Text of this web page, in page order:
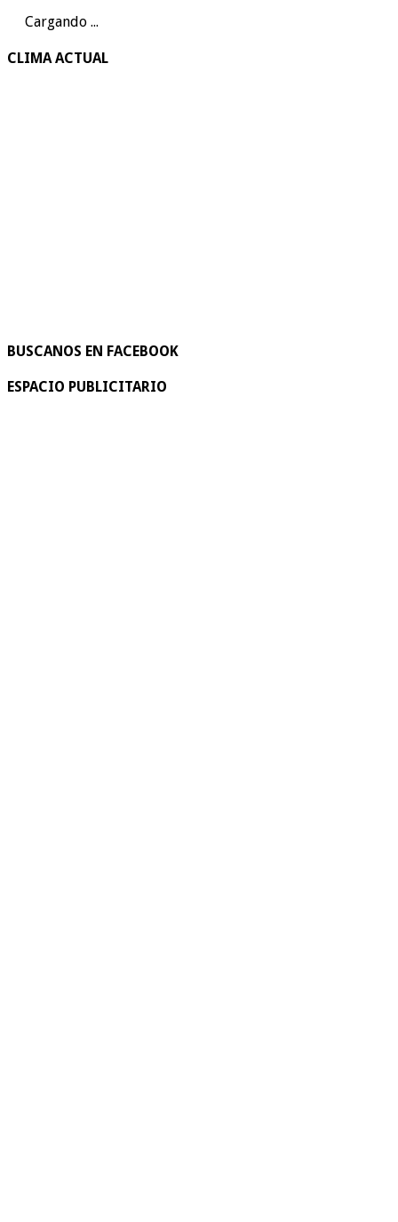
Cargando ...
CLIMA ACTUAL
BUSCANOS EN FACEBOOK
ESPACIO PUBLICITARIO